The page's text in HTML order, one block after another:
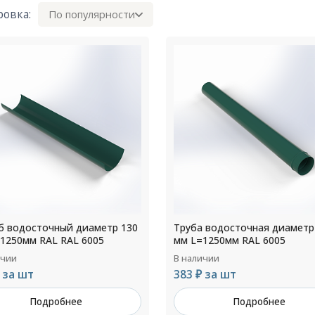
По популярности
водосточный диаметр 130
RAL RAL 6005
за шт
Подробнее
Труба водосточная
мм L=1250мм RAL 6005
В наличии
383 ₽ за шт
Подробнее